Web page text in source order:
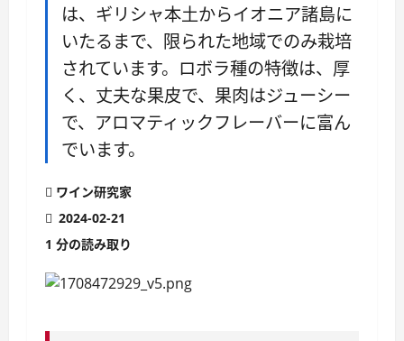
は、ギリシャ本土からイオニア諸島に
いたるまで、限られた地域でのみ栽培
されています。ロボラ種の特徴は、厚
く、丈夫な果皮で、果肉はジューシー
で、アロマティックフレーバーに富ん
でいます。
ワイン研究家
2024-02-21
1 分の読み取り